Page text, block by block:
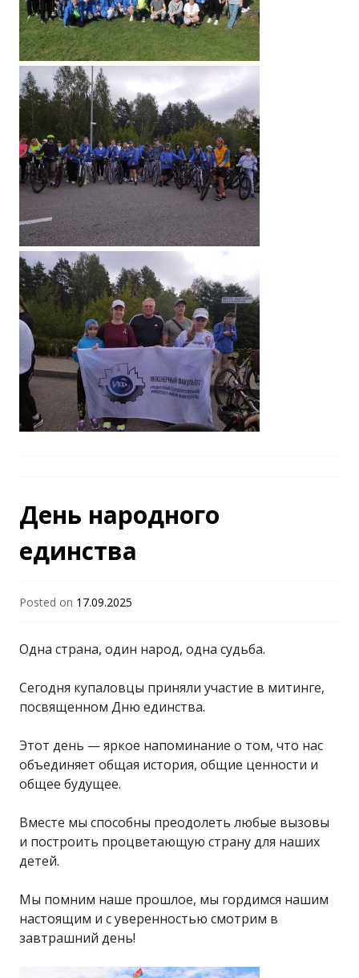
День народного
единства
Posted on 17.09.2025
Одна страна, один народ, одна судьба.
Сегодня купаловцы приняли участие в митинге,
посвященном Дню единства.
Этот день — яркое напоминание о том, что нас
объединяет общая история, общие ценности и
общее будущее.
Вместе мы способны преодолеть любые вызовы
и построить процветающую страну для наших
детей.
Мы помним наше прошлое, мы гордимся нашим
настоящим и с уверенностью смотрим в
завтрашний день!